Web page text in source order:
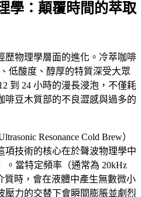
學：顛覆時間的萃取
歷物理學層面的進化。冷萃咖啡
低酸度、醇厚的特質深受大眾
到 24 小時的漫長浸泡，不僅耗
啡豆木質部的不良澀感與過多的
Resonance Cold Brew）
項技術的核心在於聲波物理學中
。當特定頻率（通常為 20kHz
質時，會在液體中產生無數微小
壓力的交替下會瞬間膨脹並劇烈